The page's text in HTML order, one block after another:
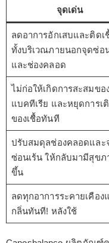
จุดเด่น
ลดอาการอักเสบและติดเ
ทั้งบริเวณภายนอกจุดซ่อ
และช่องคลอด
ไม่ก่อให้เกิดการสะสมขอ
แบคทีเรีย และหยุดการเ
ของเชื้อทันที
ปรับสมดุลช่องคลอดและ
ซ่อนเร้น ให้กลับมามีสุขภ
ขึ้น
ลดทุกอาการระคายเคือง
กลิ่นทันที! หลังใช้